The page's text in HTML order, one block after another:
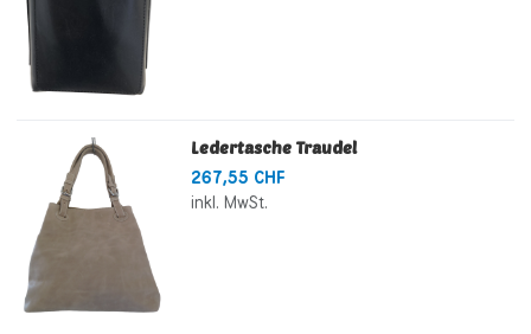
Ledertasche Traudel
267,55 CHF
inkl. MwSt.